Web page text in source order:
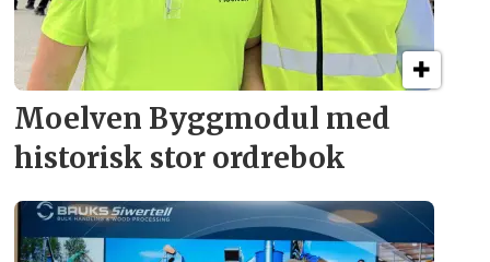
Moelven Byggmodul med
historisk stor ordrebok